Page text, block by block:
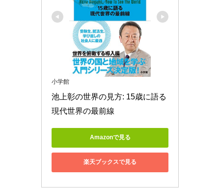
小学館
池上彰の世界の見方: 15歳に語る
現代世界の最前線
Amazonで見る
楽天ブックスで見る